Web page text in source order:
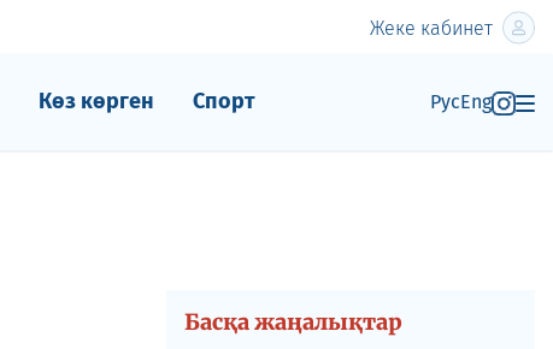
Жеке кабинет
Көз көрген Спорт РусEng
Басқа жаңалықтар